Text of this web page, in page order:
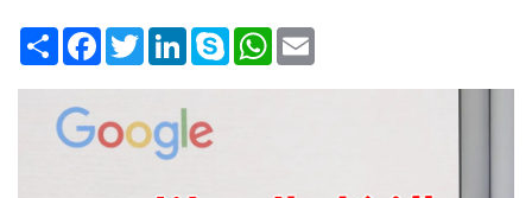
Share
FacebookTwitterLinkedInSkype
WhatsAppEmail